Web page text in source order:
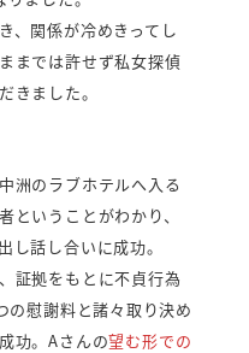
、関係が冷めきってし
までは許せず私女探偵
きました。
洲のラブホテルへ入る
ということがわかり、
し話し合いに成功。
証拠をもとに不貞行為
の慰謝料と諸々取り決め
功。Aさんの望む形での